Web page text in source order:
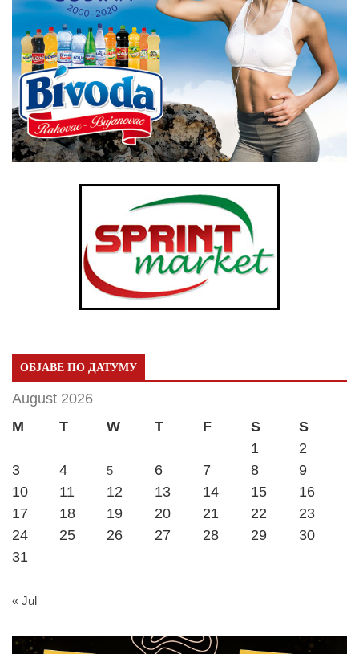
ОБЈАВЕ ПО ДАТУМУ
August 2026
M
T W T F S
S
1
2
3
4 5 6 7 8
9
10
11 12 13 14 15
16
17
18 19 20 21 22
23
24
25 26 27 28 29
30
31
« Jul